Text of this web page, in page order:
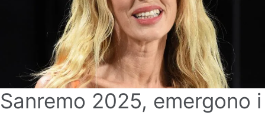
Sanremo 2025, emergono i